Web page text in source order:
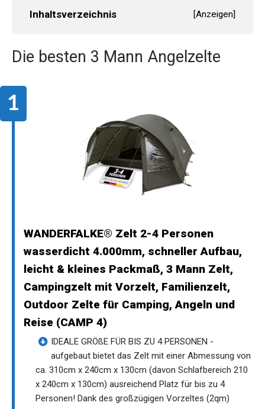
Inhaltsverzeichnis [Anzeigen]
Die besten 3 Mann Angelzelte
WANDERFALKE® Zelt 2-4 Personen
wasserdicht 4.000mm, schneller Aufbau,
leicht & kleines Packmaß, 3 Mann Zelt,
Campingzelt mit Vorzelt, Familienzelt,
Outdoor Zelte für Camping, Angeln und
Reise (CAMP 4)
IDEALE GRÖßE FÜR BIS ZU 4 PERSONEN -
aufgebaut bietet das Zelt mit einer Abmessung von
ca. 310cm x 240cm x 130cm (davon Schlafbereich 210
x 240cm x 130cm) ausreichend Platz für bis zu 4
Personen! Dank des großzügigen Vorzeltes (2qm)